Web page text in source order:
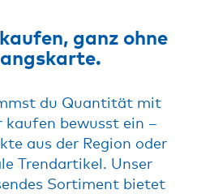
ganz ohne
du Quantität mit
bewusst ein –
aus der Region oder
Trendartikel. Unser
Sortiment bietet